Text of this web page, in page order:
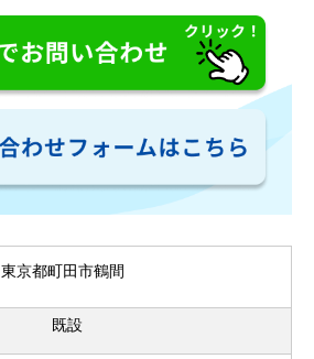
東京都町田市鶴間
既設